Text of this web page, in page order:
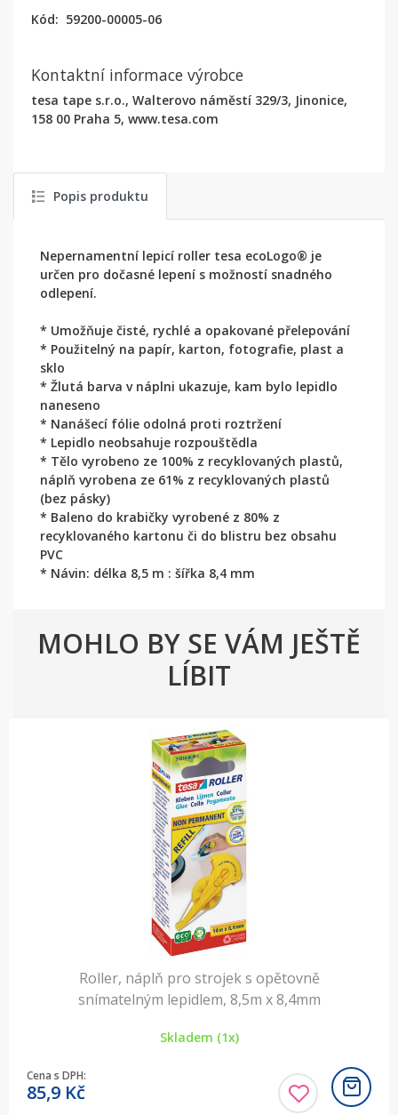
Kód: 59200-00005-06
Kontaktní informace výrobce
tesa tape s.r.o., Walterovo náměstí 329/3, Jinonice,
158 00 Praha 5, www.tesa.com
Popis produktu
Nepernamentní lepicí roller tesa ecoLogo® je
určen pro dočasné lepení s možností snadného
odlepení.
* Umožňuje čisté, rychlé a opakované přelepování
* Použitelný na papír, karton, fotografie, plast a
sklo
* Žlutá barva v náplni ukazuje, kam bylo lepidlo
naneseno
* Nanášecí fólie odolná proti roztržení
* Lepidlo neobsahuje rozpouštědla
* Tělo vyrobeno ze 100% z recyklovaných plastů,
náplň vyrobena ze 61% z recyklovaných plastů
(bez pásky)
* Baleno do krabičky vyrobené z 80% z
recyklovaného kartonu či do blistru bez obsahu
PVC
* Návin: délka 8,5 m : šířka 8,4 mm
MOHLO BY SE VÁM JEŠTĚ
LÍBIT
Roller, náplň pro strojek s opětovně
snímatelným lepidlem, 8,5m x 8,4mm
Skladem (1x)
Cena s DPH:
85,9 Kč